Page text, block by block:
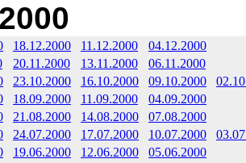
18.12.2000 11.12.2000
04.12.2000
20.11.2000 13.11.2000
06.11.2000
23.10.2000 16.10.2000 09.10.2000
18.09.2000 11.09.2000
04.09.2000
21.08.2000 14.08.2000
07.08.2000
24.07.2000 17.07.2000 10.07.2000
19.06.2000 12.06.2000 05.06.2000